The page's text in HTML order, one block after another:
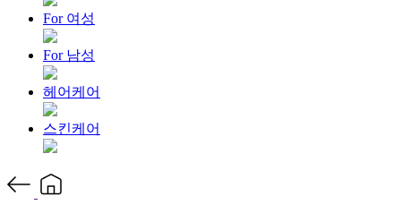
For 여성
For 남성
헤어케어
스킨케어